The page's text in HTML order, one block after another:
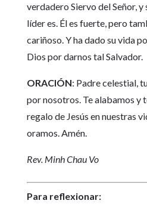
verdadero Siervo del Señor,
líder es. Él es fuerte, pero
cariñoso. Y ha dado su vida
Dios por darnos tal Salvador.
ORACIÓN: Padre celestial,
por nosotros. Te alabamos y
regalo de Jesús en nuestras
oramos. Amén.
Rev. Minh Chau Vo
Para reflexionar: